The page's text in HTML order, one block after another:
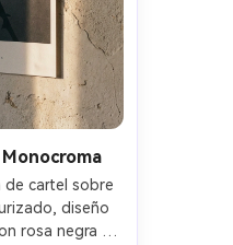
cartel sobre
diseño
rosa negra y